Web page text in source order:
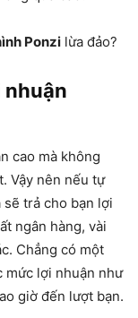
Ponzi lừa đảo?
nhuận
cao mà không
Vậy nên nếu tự
sẽ trả cho bạn lợi
ngân hàng, vài
Chẳng có một
mức lợi nhuận như
giờ đến lượt bạn.